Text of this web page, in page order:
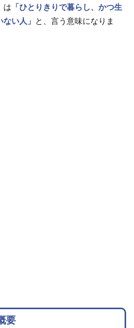
は 「ひとりきりで暮らし、かつ生
い人」
と、言う意味になりま
要